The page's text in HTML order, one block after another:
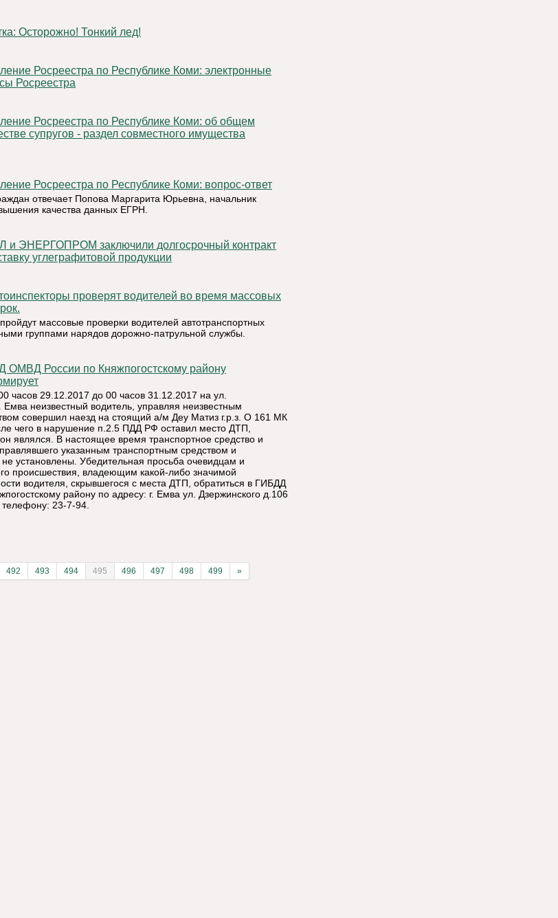
Осторожно! Тонкий лед!
Росреестра
супругов - раздел совместного имущества
Росреестра по Республике Коми: вопрос-ответ
отвечает Попова Маргарита Юрьевна, начальник
качества данных ЕГРН.
углеграфитовой продукции
массовые проверки водителей автотранспортных
группами нарядов дорожно-патрульной службы.
часов 29.12.2017 до 00 часов 31.12.2017 на ул.
Емва неизвестный водитель, управляя неизвестным
совершил наезд на стоящий а/м Деу Матиз г.р.з. О 161 МК
чего в нарушение п.2.5 ПДД РФ оставил место ДТП,
он являлся. В настоящее время транспортное средство и
указанным транспортным средством и
установлены. Убедительная просьба очевидцам и
происшествия, владеющим какой-либо значимой
водителя, скрывшегося с места ДТП, обратиться в ГИБДД
району по адресу: г. Емва ул. Дзержинского д.106
23-7-94.
492 493 494 495 496 497 498 499 »